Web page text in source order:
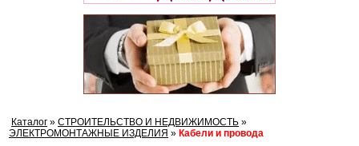
Каталог » СТРОИТЕЛЬСТВО И НЕДВИЖИМОСТЬ »
ЭЛЕКТРОМОНТАЖНЫЕ ИЗДЕЛИЯ » Кабели и провода